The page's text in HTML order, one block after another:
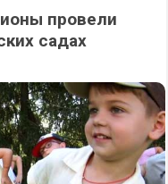
провели
садах